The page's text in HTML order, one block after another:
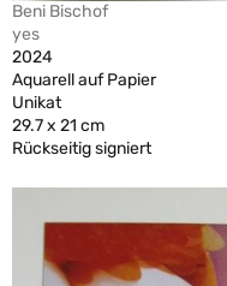
Beni Bischof
yes
2024
Aquarell auf Papier
Unikat
29.7 x 21 cm
Rückseitig signiert